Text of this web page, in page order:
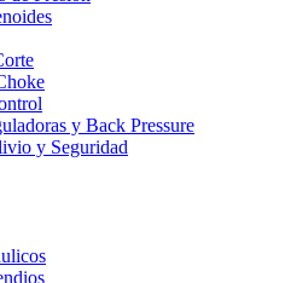
y Back Pressure
y Seguridad